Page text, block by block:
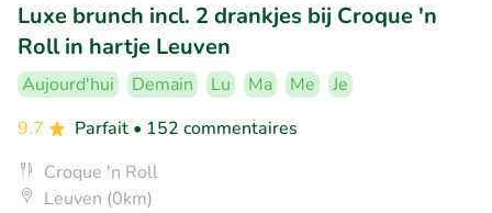
Luxe brunch incl. 2 drankjes bij Croque 'n
Roll in hartje Leuven
Aujourd'hui Demain Lu Ma Me
Je
9.7
Parfait • 152 commentaires
Croque 'n Roll
Leuven (0km)